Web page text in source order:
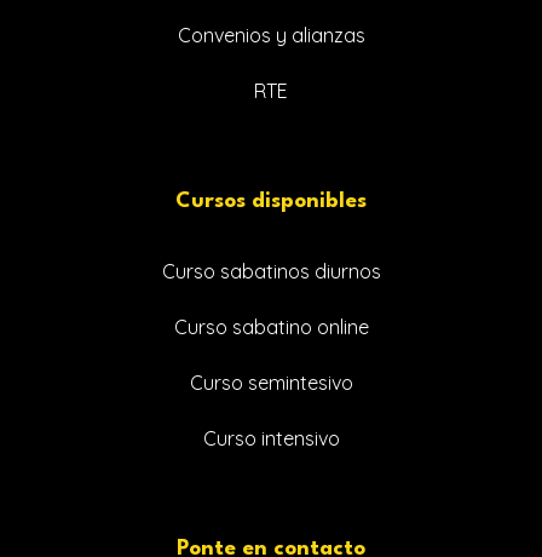
Convenios y alianzas
RTE
Cursos disponibles
Curso sabatinos diurnos
Curso sabatino online
Curso semintesivo
Curso intensivo
Ponte en contacto